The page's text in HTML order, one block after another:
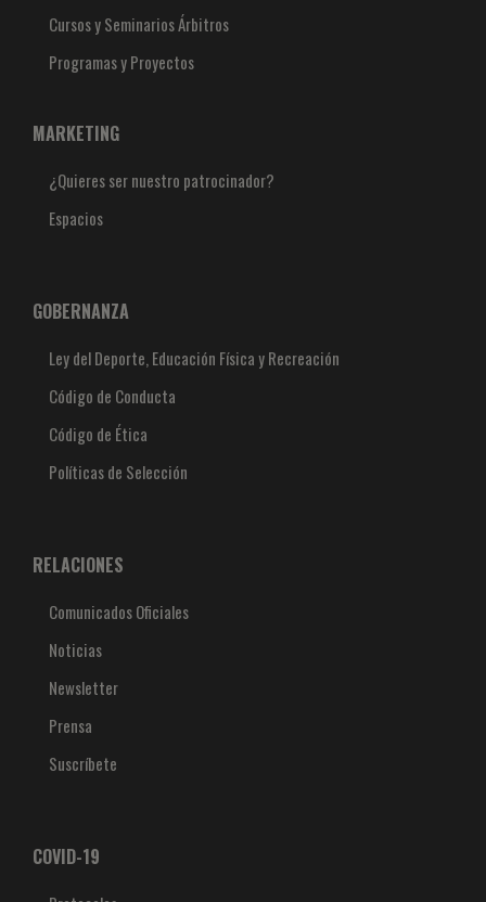
Cursos y Seminarios Árbitros
Programas y Proyectos
MARKETING
¿Quieres ser nuestro patrocinador?
Espacios
GOBERNANZA
Ley del Deporte, Educación Física y Recreación
Código de Conducta
Código de Ética
Políticas de Selección
RELACIONES
Comunicados Oficiales
Noticias
Newsletter
Prensa
Suscríbete
COVID-19